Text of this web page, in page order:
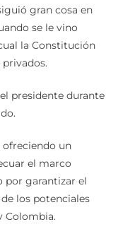
gran cosa en
se le vino
la Constitución
presidente durante
un
el marco
por garantizar el
los potenciales
Colombia.